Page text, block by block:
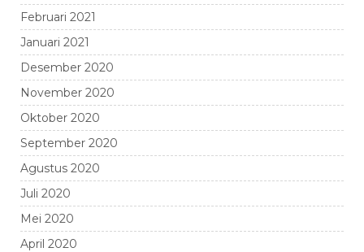
Februari 2021
Januari 2021
Desember 2020
November 2020
Oktober 2020
September 2020
Agustus 2020
Juli 2020
Mei 2020
April 2020